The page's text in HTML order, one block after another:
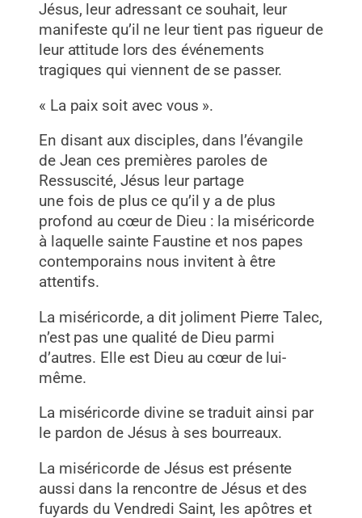
Jésus, leur adressant ce souhait, leur
manifeste qu’il ne leur tient pas rigueur de
leur attitude lors des événements
tragiques qui viennent de se passer.
« La paix soit avec vous ».
En disant aux disciples, dans l’évangile
de Jean ces premières paroles de
Ressuscité, Jésus leur partage
une fois de plus ce qu’il y a de plus
profond au cœur de Dieu : la miséricorde
à laquelle sainte Faustine et nos papes
contemporains nous invitent à être
attentifs.
La miséricorde, a dit joliment Pierre Talec,
n’est pas une qualité de Dieu parmi
d’autres. Elle est Dieu au cœur de lui-
même.
La miséricorde divine se traduit ainsi par
le pardon de Jésus à ses bourreaux.
La miséricorde de Jésus est présente
aussi dans la rencontre de Jésus et des
fuyards du Vendredi Saint, les apôtres et